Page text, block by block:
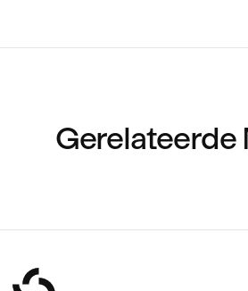
Gerelateerde